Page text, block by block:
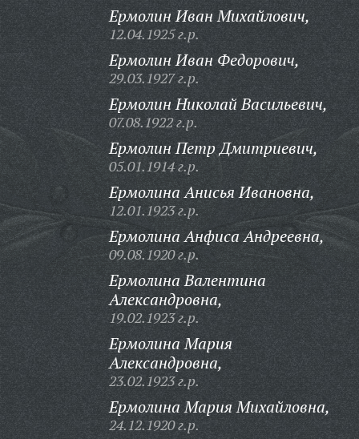
Ермолин Иван Михайлович,
12.04.1925 г.р.
Ермолин Иван Федорович,
29.03.1927 г.р.
Ермолин Николай Васильевич,
07.08.1922 г.р.
Ермолин Петр Дмитриевич,
05.01.1914 г.р.
Ермолина Анисья Ивановна,
12.01.1923 г.р.
Ермолина Анфиса Андреевна,
09.08.1920 г.р.
Ермолина Валентина
Александровна,
19.02.1923 г.р.
Ермолина Мария
Александровна,
23.02.1923 г.р.
Ермолина Мария Михайловна,
24.12.1920 г.р.